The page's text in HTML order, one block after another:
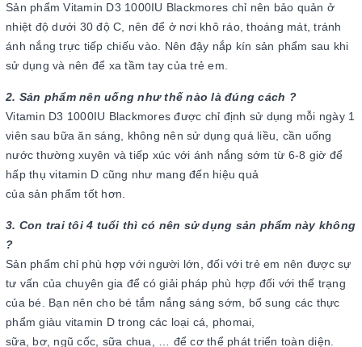
Sản phẩm Vitamin D3 1000IU Blackmores chỉ nên bảo quản ở
nhiệt độ dưới 30 độ C, nên để ở nơi khô ráo, thoáng mát, tránh
ánh nắng trực tiếp chiếu vào. Nên đậy nắp kín sản phẩm sau khi
sử dụng và nên để xa tầm tay của trẻ em.
2. Sản phẩm nên uống như thế nào là đúng cách ?
Vitamin D3 1000IU Blackmores được chỉ định sử dụng mỗi ngày 1
viên sau bữa ăn sáng, không nên sử dụng quá liều, cần uống
nước thường xuyên và tiếp xúc với ánh nắng sớm từ 6-8 giờ để
hấp thụ vitamin D cũng như mang đến hiệu quả
của sản phẩm tốt hơn.
3. Con trai tôi 4 tuổi thì có nên sử dụng sản phẩm này không
?
Sản phẩm chỉ phù hợp với người lớn, đối với trẻ em nên được sự
tư vấn của chuyên gia để có giải pháp phù hợp đối với thể trạng
của bé. Bạn nên cho bé tắm nắng sáng sớm, bổ sung các thực
phẩm giàu vitamin D trong các loại cá, phomai,
sữa, bơ, ngũ cốc, sữa chua, … để cơ thể phát triển toàn diện.